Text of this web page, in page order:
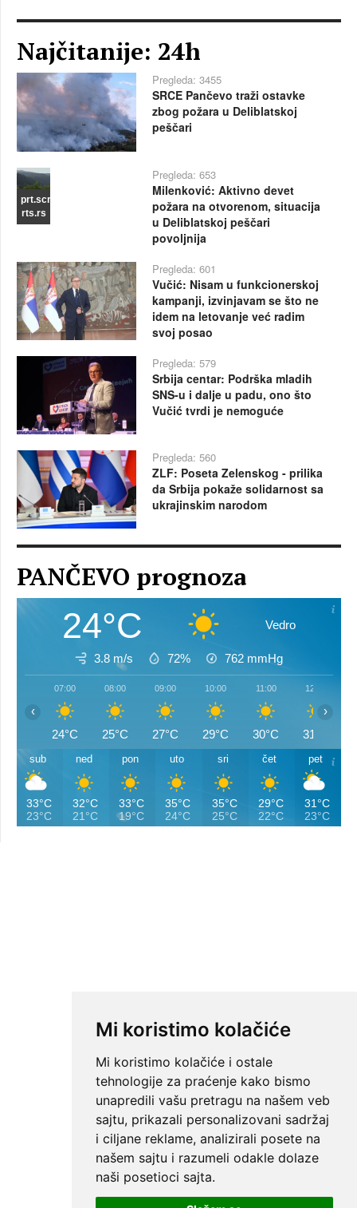
Mi koristimo kolačiće
Mi koristimo kolačiće i ostale
tehnologije za praćenje kako bismo
unapredili vašu pretragu na našem veb
sajtu, prikazali personalizovani sadržaj
i ciljane reklame, analizirali posete na
našem sajtu i razumeli odakle dolaze
naši posetioci sajta.
Najčitanije: 24h
Pregleda: 3455
SRCE Pančevo traži ostavke
zbog požara u Deliblatskoj
peščari
prt.scr
rts.rs
Pregleda: 653
Milenković: Aktivno devet
požara na otvorenom, situacija
u Deliblatskoj peščari
povoljnija
Pregleda: 601
Vučić: Nisam u funkcionerskoj
kampanji, izvinjavam se što ne
idem na letovanje već radim
svoj posao
Pregleda: 579
Srbija centar: Podrška mladih
SNS-u i dalje u padu, ono što
Vučić tvrdi je nemoguće
Pregleda: 560
ZLF: Poseta Zelenskog - prilika
da Srbija pokaže solidarnost sa
ukrajinskim narodom
PANČEVO prognoza
24°C Vedro
3.8 m/s 72% 762 mmHg
07:00
24°C
08:00
25°C
09:00
27°C
10:00
29°C
11:00
30°C
12:00
31°C
‹ ›
sub
33°C
23°C
ned
32°C
21°C
pon
33°C
19°C
uto
35°C
24°C
sri
35°C
25°C
čet
29°C
22°C
pet
31°C
23°C